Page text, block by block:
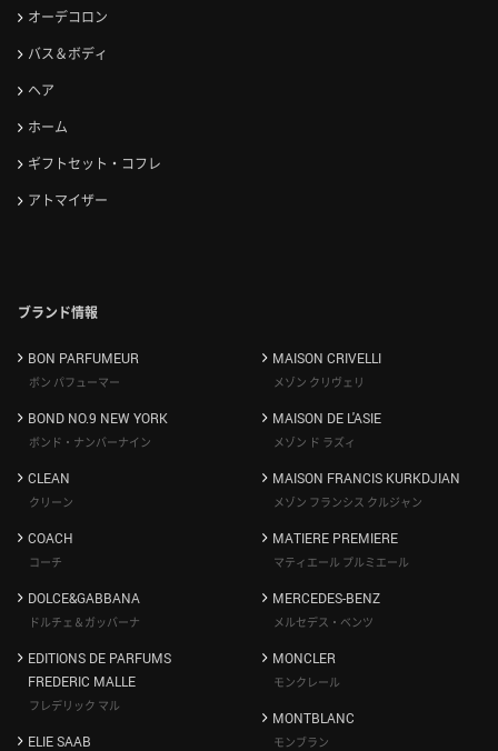
オーデコロン
バス＆ボディ
ヘア
ホーム
ギフトセット・コフレ
アトマイザー
ブランド情報
BON PARFUMEUR
ボン パフューマー
BOND NO.9 NEW YORK
ボンド・ナンバーナイン
CLEAN
クリーン
COACH
コーチ
DOLCE&GABBANA
ドルチェ＆ガッバーナ
EDITIONS DE PARFUMS
FREDERIC MALLE
フレデリック マル
ELIE SAAB
MAISON CRIVELLI
メゾン クリヴェリ
MAISON DE L'ASIE
メゾン ド ラズィ
MAISON FRANCIS KURKDJIAN
メゾン フランシス クルジャン
MATIERE PREMIERE
マティエール プルミエール
MERCEDES-BENZ
メルセデス・ベンツ
MONCLER
モンクレール
MONTBLANC
モンブラン